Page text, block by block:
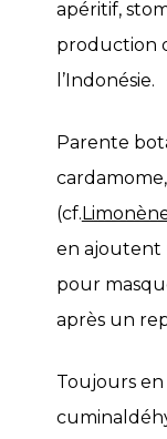
apéritif,
production
l’Indonésie.
Parente
(cf.
en ajoutent
pour
après un
Toujours